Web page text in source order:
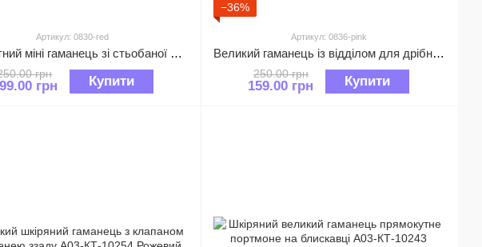
Артикул: 0830-red
Квадратний міні гаманець зі стьобаної структурою 0830 Червоний
грн
грн Купити
−36%
Артикул: 0836-pink
Великий гаманець із відділом для дрібниці клапан на кнопці 0836 Рожевий
250.00 грн
159.00 грн Купити